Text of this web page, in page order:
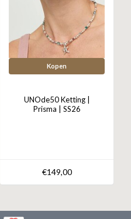
Kopen
UNOde50 Ketting |
Prisma | SS26
€149,00